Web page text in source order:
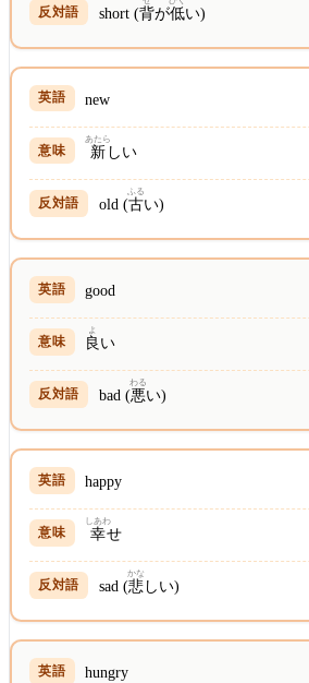
short (背が低い)
new
新
あたら
しい
old (古
ふる
い)
good
良
よ
い
bad (悪
わる
い)
happy
幸
しあわ
せ
sad (悲
かな
しい)
hungry